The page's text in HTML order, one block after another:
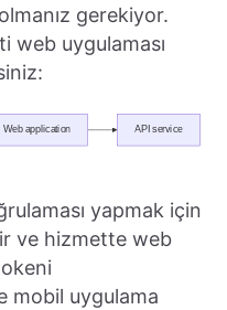
gerekiyor.
web uygulaması
yapmak için
ve hizmette web
mobil uygulama